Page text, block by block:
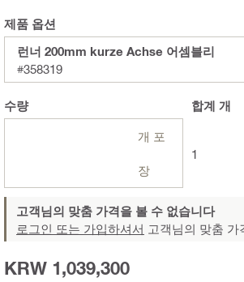
제품 옵션
런너 200mm kurze Achse 어셈블리
#358319
수량
개 포
장
합계 개
1
고객님의 맞춤 가격을 볼 수 없습니다
로그인 또는 가입하셔서 고객님의 맞춤 가
KRW 1,039,300